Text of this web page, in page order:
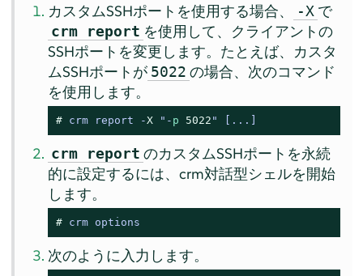
カスタムSSHポートを使用する場合、 -X で
crm report を使用して、クライアントの
SSHポートを変更します。たとえば、カスタ
ムSSHポートが 5022 の場合、次のコマンド
を使用します。
# crm report -X "- p 5022 " [...]
crm report のカスタムSSHポートを永続
的に設定するには、crm対話型シェルを開始
します。
# crm options
次のように入力します。